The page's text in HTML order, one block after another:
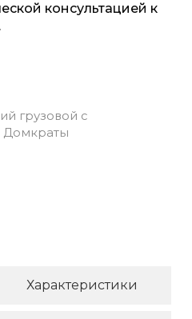
консультацией к
грузовой с
Домкраты
Характеристики